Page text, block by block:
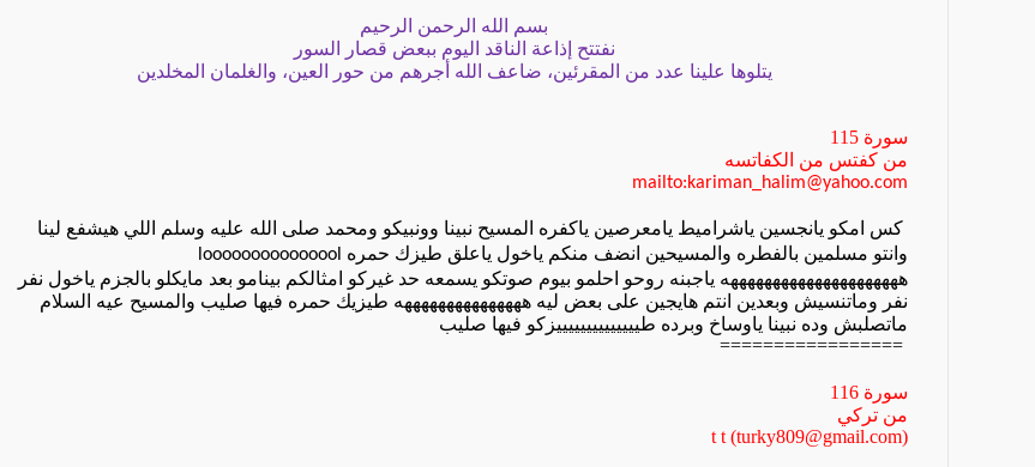
بسم الله الرحمن الرحيم
نفتتح إذاعة الناقد اليوم ببعض قصار السور
يتلوها علينا عدد من المقرئين، ضاعف الله أجرهم من حور العين، والغلمان المخلدين
سورة 115
من كفتس من الكفاتسه
mailto:kariman_halim@yahoo.com
كس امكو يانجسين ياشراميط يامعرصين ياكفره المسيح نبينا وونبيكو ومحمد صلى الله عليه وسلم اللي هيشفع لينا
وانتو مسلمين بالفطره والمسيحين انضف منكم ياخول ياعلق طيزك حمره
هههههههههههههههههههههه ياجبنه روحو احلمو بيوم صوتكو يسمعه حد غيركو امثالكم بينامو بعد مايكلو بالجزم ياخول نفر
نفر وماتنسيش وبعدين انتم هايجين على بعض ليه هههههههههههههههه طيزيك حمره فيها صليب والمسيح عيه السلام
ماتصلبش وده نبينا ياوساخ وبرده طييييييييييييييزكو فيها صليب
=================
سورة 116
من تركي
t t (turky809@gmail.com)